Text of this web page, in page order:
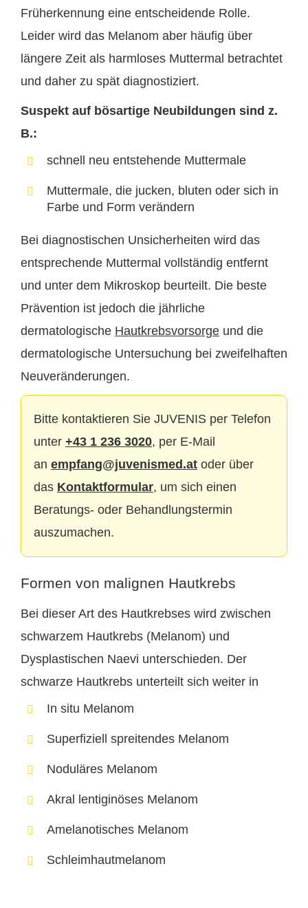
Früherkennung eine entscheidende Rolle.
Leider wird das Melanom aber häufig über
längere Zeit als harmloses Muttermal betrachtet
und daher zu spät diagnostiziert.
Suspekt auf bösartige Neubildungen sind z.
B.:
schnell neu entstehende Muttermale
Muttermale, die jucken, bluten oder sich in
Farbe und Form verändern
Bei diagnostischen Unsicherheiten wird das
entsprechende Muttermal vollständig entfernt
und unter dem Mikroskop beurteilt. Die beste
Prävention ist jedoch die jährliche
dermatologische Hautkrebsvorsorge und die
dermatologische Untersuchung bei zweifelhaften
Neuveränderungen.
Bitte kontaktieren Sie JUVENIS per Telefon
unter +43 1 236 3020, per E-Mail
an empfang@juvenismed.at oder über
das Kontaktformular, um sich einen
Beratungs- oder Behandlungstermin
auszumachen.
Formen von malignen Hautkrebs
Bei dieser Art des Hautkrebses wird zwischen
schwarzem Hautkrebs (Melanom) und
Dysplastischen Naevi unterschieden. Der
schwarze Hautkrebs unterteilt sich weiter in
In situ Melanom
Superfiziell spreitendes Melanom
Noduläres Melanom
Akral lentiginöses Melanom
Amelanotisches Melanom
Schleimhautmelanom